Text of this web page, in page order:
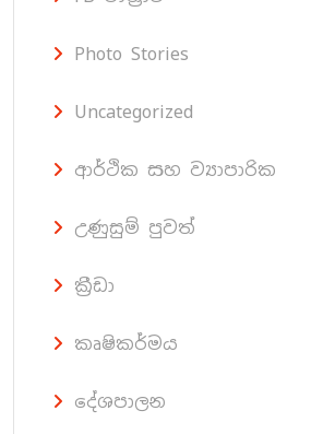
Photo Stories
Uncategorized
ආර්ථික සහ ව්‍යාපාරික
උණුසුම් පුවත්
ක්‍රීඩා
කෘෂිකර්මය
දේශපාලන